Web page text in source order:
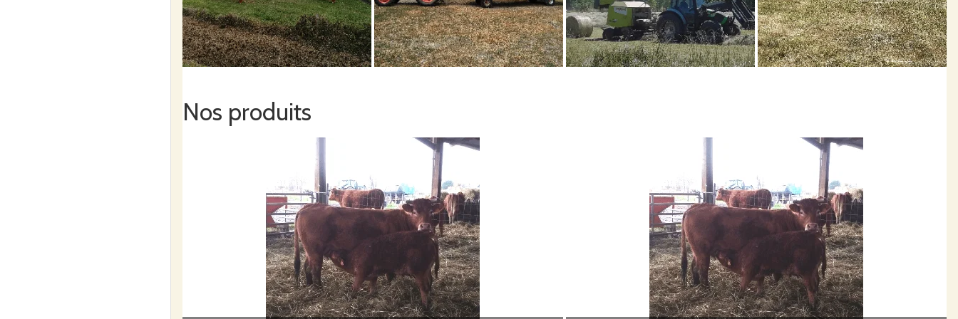
Lieu dit : Pallard.
Mon projet a débuté en 1996. J’élève mes animaux naturellement en Agriculture Biologique, dans un environnement fragile en zone humide, qui n’a pas été
J’ai fais ce choix, car je voulais vivre de mon métier et vu la dévaluation de la viande lors de la crise de la vache folle, j’ai souhaité valoriser ma production de
viande biologique. Mon activité et surtout mes produits répondent entièrement aux besoins de mes clients.
Nos produits